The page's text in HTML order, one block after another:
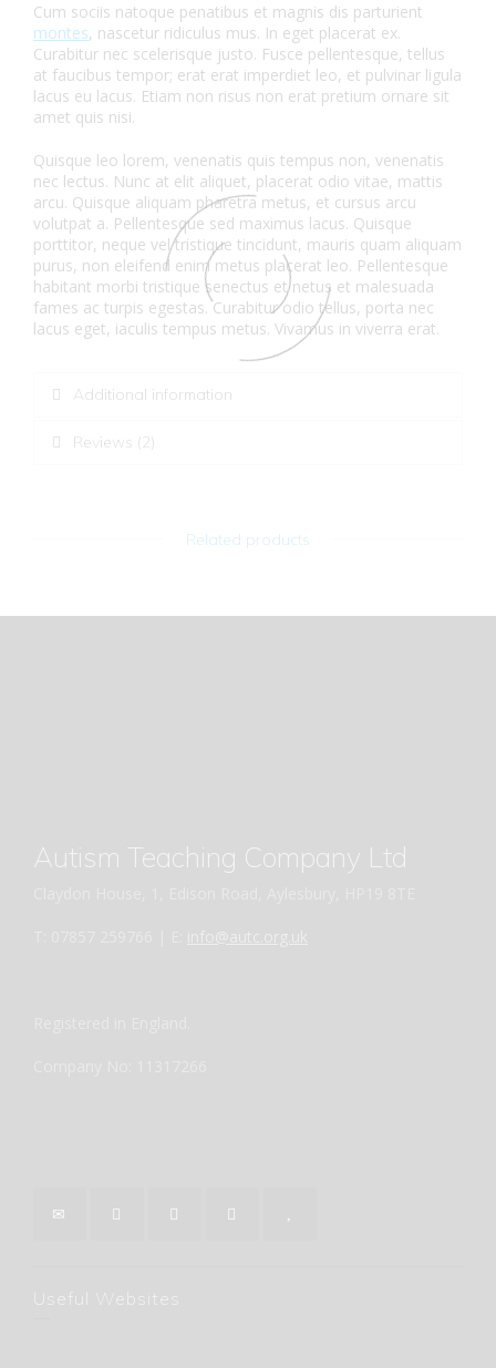
Cum sociis natoque penatibus et magnis dis parturient
montes, nascetur ridiculus mus. In eget placerat ex.
Curabitur nec scelerisque justo. Fusce pellentesque, tellus
at faucibus tempor; erat erat imperdiet leo, et pulvinar ligula
lacus eu lacus. Etiam non risus non erat pretium ornare sit
amet quis nisi.
Quisque leo lorem, venenatis quis tempus non, venenatis
nec lectus. Nunc at elit aliquet, placerat odio vitae, mattis
arcu. Quisque aliquam pharetra metus, et cursus arcu
volutpat a. Pellentesque sed maximus lacus. Quisque
porttitor, neque vel tristique tincidunt, mauris quam aliquam
purus, non eleifend enim metus placerat leo. Pellentesque
habitant morbi tristique senectus et netus et malesuada
fames ac turpis egestas. Curabitur odio tellus, porta nec
lacus eget, iaculis tempus metus. Vivamus in viverra erat.
Additional information
Reviews (2)
Related products
Autism Teaching Company Ltd
Useful Websites